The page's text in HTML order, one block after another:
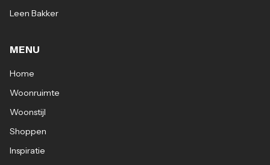
Leen Bakker
MENU
Home
Woonruimte
Woonstijl
Shoppen
Inspiratie